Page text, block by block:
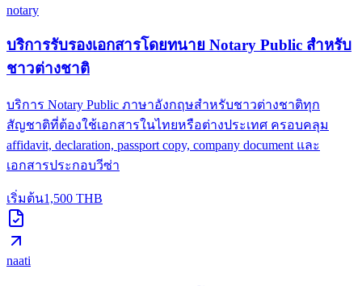
notary
บริการรับรองเอกสารโดยทนาย Notary Public สำหรับ
ชาวต่างชาติ
บริการ Notary Public ภาษาอังกฤษสำหรับชาวต่างชาติทุก
สัญชาติที่ต้องใช้เอกสารในไทยหรือต่างประเทศ ครอบคลุม
affidavit, declaration, passport copy, company document และ
เอกสารประกอบวีซ่า
เริ่มต้น1,500 THB
naati